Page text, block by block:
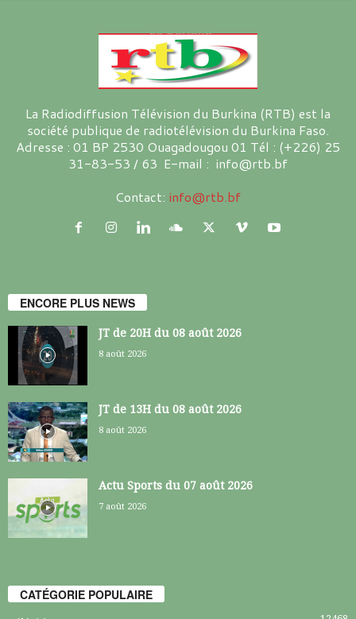
La Radiodiffusion Télévision du Burkina (RTB) est la
société publique de radiotélévision du Burkina Faso.
Adresse : 01 BP 2530 Ouagadougou 01 Tél : (+226) 25
31-83-53 / 63 E-mail : info@rtb.bf
Contact: info@rtb.bf
ENCORE PLUS NEWS
JT de 20H du 08 août 2026
8 août 2026
JT de 13H du 08 août 2026
8 août 2026
Actu Sports du 07 août 2026
7 août 2026
CATÉGORIE POPULAIRE